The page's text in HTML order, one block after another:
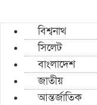
বিশ্বনাথ
সিলেট
বাংলাদেশ
জাতীয়
আন্তর্জাতিক